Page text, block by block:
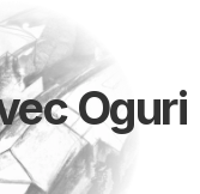
Oguri